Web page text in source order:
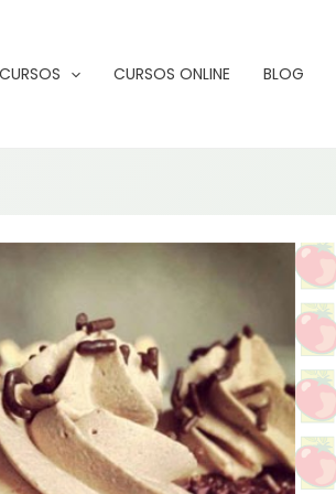
CURSOS CURSOS ONLINE BLOG